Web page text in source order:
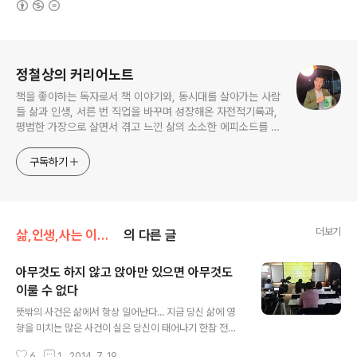
정철상의 커리어노트
책을 좋아하는 독자로서 책 이야기와, 동시대를 살아가는 사람
들 삶과 인생, 서른 번 직업을 바꾸며 성장해온 자전적기록과,
평범한 가장으로 살면서 겪고 느낀 삶의 소소한 에피소드를 전
고픈 커리어코치, 유튜브: 정교수의 인생수업
구독하기
삶,인생,사는 이야기 의 다른 글 더보기
아무것도 하지 않고 앉아만 있으면 아무것도
이룰 수 없다
뜻밖의 사건은 삶에서 항상 일어난다... 지금 당신 삶에 영
향을 미치는 많은 사건이 실은 당신이 태어나기 한참 전에